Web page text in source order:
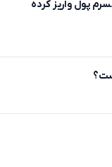
پول واریز کرده